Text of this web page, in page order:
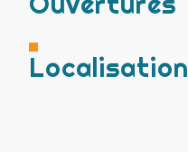
Localisation